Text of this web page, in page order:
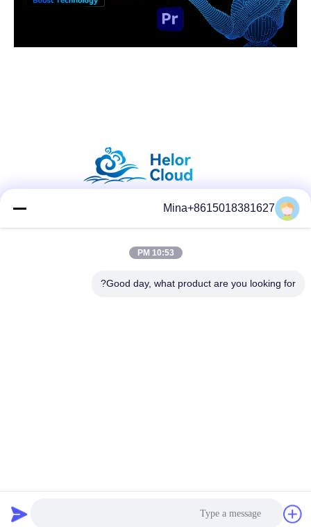
الاتصال السريع
Shenzhen Helor Cloud Computer Co., Ltd. . جميع الحقوقمحجوز.
Mina+8615018381627
10:53 PM
Good day, what product are you looking for?